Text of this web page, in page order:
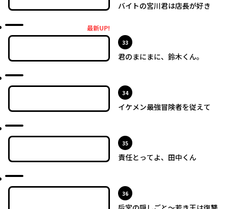
バイトの宮川君は店長が好き
最新UP!
33位
君のまにまに、鈴木くん。
34位
イケメン最強冒険者を従えて
35位
責任とってよ、田中くん
36位